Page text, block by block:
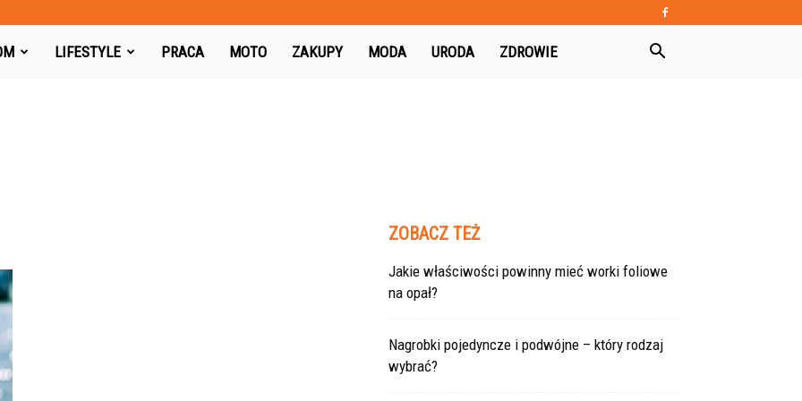
LIFESTYLE PRACA MOTO ZAKUPY MODA URODA ZDROWIE
ZOBACZ TEŻ
Jakie właściwości powinny mieć worki foliowe
na opał?
Nagrobki pojedyncze i podwójne – który rodzaj
wybrać?